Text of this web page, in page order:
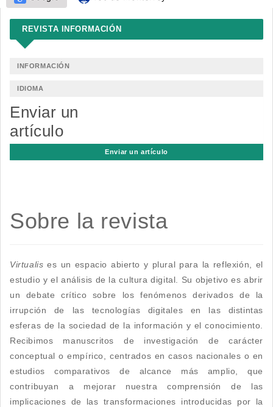
REVISTA INFORMACIÓN
INFORMACIÓN
IDIOMA
Enviar un
artículo
Enviar un artículo
Sobre la revista
Virtualis es un espacio abierto y plural para la reflexión, el
estudio y el análisis de la cultura digital. Su objetivo es abrir
un debate crítico sobre los fenómenos derivados de la
irrupción de las tecnologías digitales en las distintas
esferas de la sociedad de la información y el conocimiento.
Recibimos manuscritos de investigación de carácter
conceptual o empírico, centrados en casos nacionales o en
estudios comparativos de alcance más amplio, que
contribuyan a mejorar nuestra comprensión de las
implicaciones de las transformaciones introducidas por la